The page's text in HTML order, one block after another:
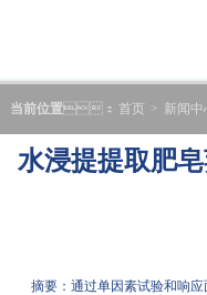
当前位置： 首页 > 新闻中
水浸提提取肥
摘要：通过单因素试验和响